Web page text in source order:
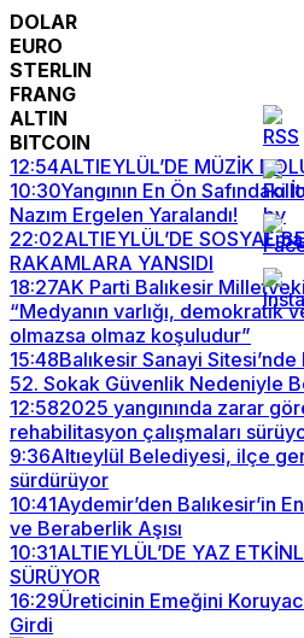
DOLAR
EURO
STERLIN
FRANG
ALTIN
BITCOIN
12:54ALTIEYLÜL’DE MÜZİK
10:30Yangının En Ön Safındaki
Nazım Ergelen Yaralandı!
22:02ALTIEYLÜL’DE SOSYAL
RAKAMLARA YANSIDI
18:27AK Parti Balıkesir
“Medyanın varlığı, demokratik
olmazsa olmaz koşuludur”
15:48Balıkesir Sanayi Sitesi’nde
52. Sokak Güvenlik Nedeniyle
12:582025 yangınında zarar
rehabilitasyon çalışmaları
9:36Altıeylül Belediyesi, ilçe
sürdürüyor
10:41Aydemir’den Balıkesir’in
ve Beraberlik Aşısı
10:31ALTIEYLÜL’DE YAZ
SÜRÜYOR
16:29Üreticinin Emeğini
Girdi